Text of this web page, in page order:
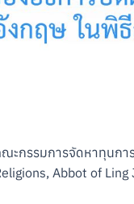
กรรมการจัดหาทุนก
Abbot of